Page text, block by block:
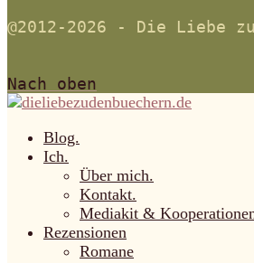
@2012-2026 - Die Liebe
Nach oben
Blog.
Ich.
Über mich.
Kontakt.
Mediakit &
Rezensionen
Romane